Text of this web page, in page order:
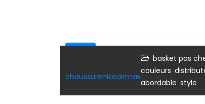
chaussurenikeairmax
basket pas
couleurs
abordable style